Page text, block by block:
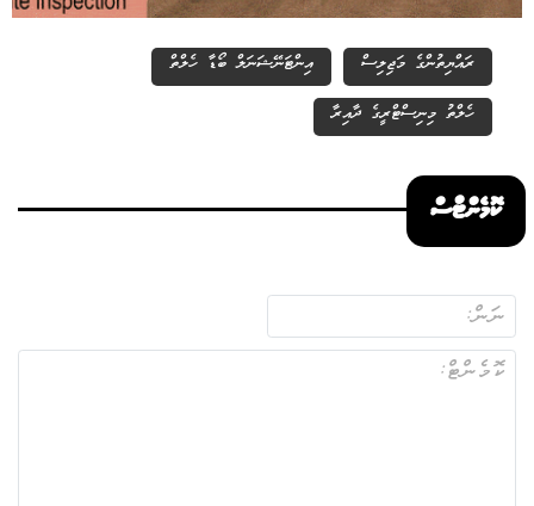
ރައްޔިތުންގެ މަޖިލިސް
އިންޓަނޭޝަނަލް ބޯޑާ ހެލްތް
ހެލްތު މިނިސްޓްރީގެ ދާއިރާ
ކޮމެންޓްސް